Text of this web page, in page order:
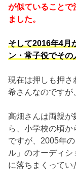
が似ていること
ました。
そして2016年4月
ン・常子役でその
現在は押しも押
希さんなのですが
高畑さんは両親
ら、小学校の頃
ですが、2005年
ル」のオーディ
に落ちまくってい